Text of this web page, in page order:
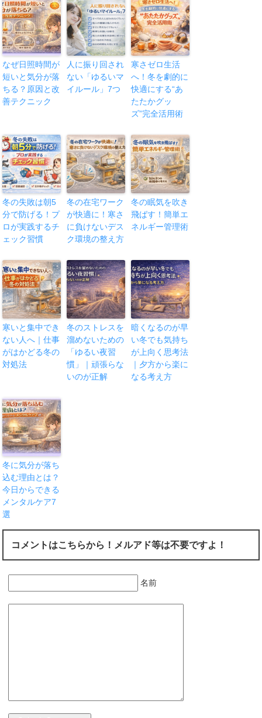
なぜ日照時間が
短いと気分が落
ちる？原因と改
善テクニック
人に振り回され
ない「ゆるいマ
イルール」7つ
寒さゼロ生活
へ！冬を劇的に
快適にする“あ
たたかグッ
ズ”完全活用術
冬の失敗は朝5
分で防げる！プ
ロが実践するチ
ェック習慣
冬の在宅ワーク
が快適に！寒さ
に負けないデス
ク環境の整え方
冬の眠気を吹き
飛ばす！簡単エ
ネルギー管理術
寒いと集中でき
ない人へ｜仕事
がはかどる冬の
対処法
冬のストレスを
溜めないための
「ゆるい夜習
慣」｜頑張らな
いのが正解
暗くなるのが早
い冬でも気持ち
が上向く思考法
｜夕方から楽に
なる考え方
冬に気分が落ち
込む理由とは？
今日からできる
メンタルケア7
選
コメントはこちらから！メルアド等は不要ですよ！
名前